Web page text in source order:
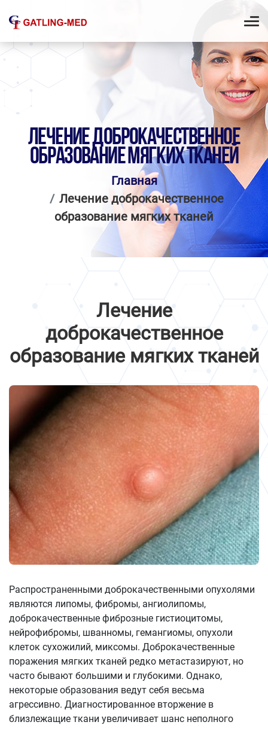
ЛЕЧЕНИЕ ДОБРОКАЧЕСТВЕННОЕ
ОБРАЗОВАНИЕ МЯГКИХ ТКАНЕЙ
Главная
Лечение доброкачественное
образование мягких тканей
Лечение
доброкачественное
образование мягких тканей
Распространенными доброкачественными опухолями
являются липомы, фибромы, ангиолипомы,
доброкачественные фиброзные гистиоцитомы,
нейрофибромы, шванномы, гемангиомы, опухоли
клеток сухожилий, миксомы. Доброкачественные
поражения мягких тканей редко метастазируют, но
часто бывают большими и глубокими. Однако,
некоторые образования ведут себя весьма
агрессивно. Диагностированное вторжение в
близлежащие ткани увеличивает шанс неполного